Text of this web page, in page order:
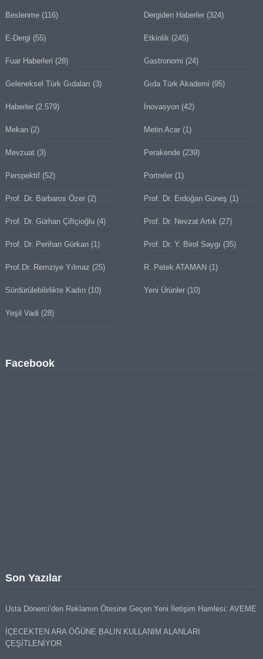
Beslenme(116) Dergiden Haberler (324)
E-Dergi (55) Etkinlik (245)
Fuar Haberleri (28) Gastronomi (24)
Geleneksel Türk Gıdaları (3) Gıda Türk Akademi (95)
Haberler(2.579) İnovasyon (42)
Mekan(2) Metin Acar (1)
Mevzuat(3) Perakende (239)
Perspektif(52) Portreler (1)
Prof. Dr. Barbaros Özer(2) Prof. Dr. Erdoğan Güneş (1)
Prof. Dr. Gürhan Çiftçioğlu(4) Prof. Dr. Nevzat Artık (27)
Prof. Dr. Perihan Gürkan(1) Prof. Dr. Y. Birol Saygı (35)
Prof.Dr. Remziye Yılmaz (25) R. Petek ATAMAN (1)
Sürdürülebilirlikte Kadın(10) Yeni Ürünler (10)
Yeşil Vadi (28)
Facebook
Son Yazılar
Usta Dönerci’den Reklamın Ötesine Geçen Yeni İletişim Hamlesi: AVEME
İÇECEKTEN ARA ÖĞÜNE BALIN KULLANIM ALANLARI
ÇEŞİTLENİYOR